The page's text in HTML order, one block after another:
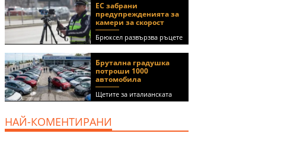
(ВИДЕО)
ЕС забрани
предупрежденията за
камери за скорост
Брюксел развързва ръцете
на правителствата за
приложения като Waze и
Google Maps
Брутална градушка
потроши 1000
автомобила
Щетите за италианската
автокъща се оценяват на 5
НАЙ-КОМЕНТИРАНИ